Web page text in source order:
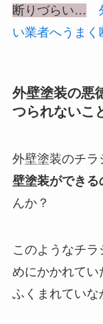
断りづらい…
い業者へうまく
外壁塗装の悪
つられないこ
外壁塗装のチラ
壁塗装ができる
んか？
このようなチ
めにかかれて
ふくまれていな